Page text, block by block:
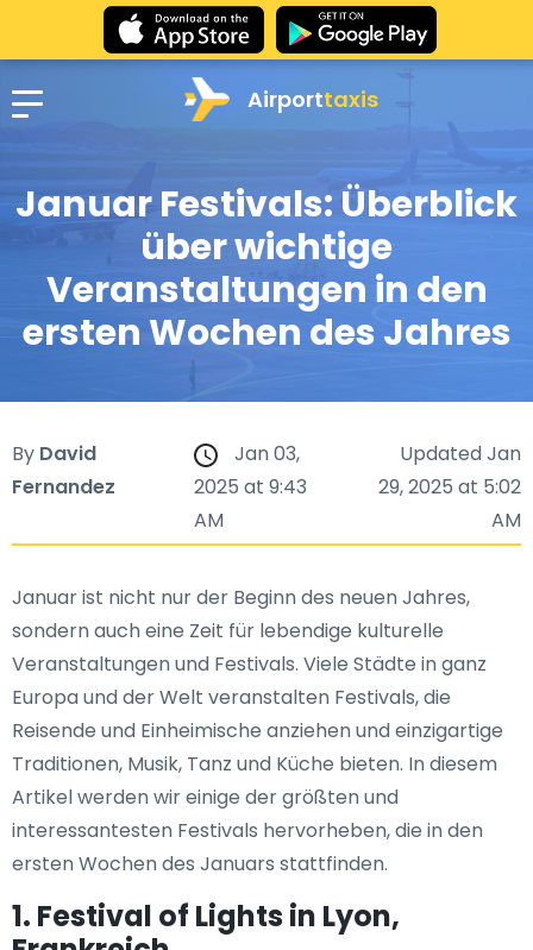
Airporttaxis
Januar Festivals: Überblick
über wichtige
Veranstaltungen in den
ersten Wochen des Jahres
By David
Fernandez
Jan 03,
2025 at 9:43
AM
Updated Jan
29, 2025 at 5:02
AM
Januar ist nicht nur der Beginn des neuen Jahres,
sondern auch eine Zeit für lebendige kulturelle
Veranstaltungen und Festivals. Viele Städte in ganz
Europa und der Welt veranstalten Festivals, die
Reisende und Einheimische anziehen und einzigartige
Traditionen, Musik, Tanz und Küche bieten. In diesem
Artikel werden wir einige der größten und
interessantesten Festivals hervorheben, die in den
ersten Wochen des Januars stattfinden.
1. Festival of Lights in Lyon,